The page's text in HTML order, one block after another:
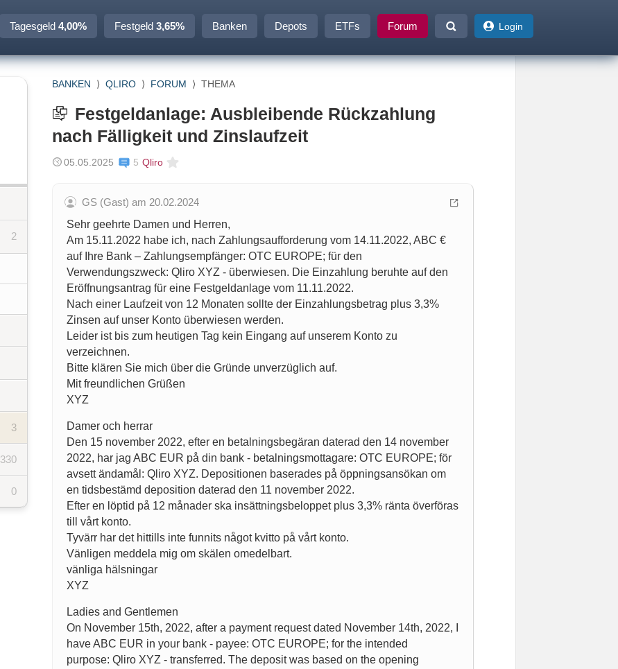
Tagesgeld 4,00% Festgeld 3,65% Banken Depots ETFs Forum Login
2
3
330
0
BANKEN ⟩ QLIRO ⟩ FORUM ⟩ THEMA
Festgeldanlage: Ausbleibende Rückzahlung
nach Fälligkeit und Zinslaufzeit
05.05.2025 5 Qliro
GS (Gast) am 20.02.2024
Sehr geehrte Damen und Herren,
Am 15.11.2022 habe ich, nach Zahlungsaufforderung vom 14.11.2022, ABC €
auf Ihre Bank – Zahlungsempfänger: OTC EUROPE; für den
Verwendungszweck: Qliro XYZ - überwiesen. Die Einzahlung beruhte auf den
Eröffnungsantrag für eine Festgeldanlage vom 11.11.2022.
Nach einer Laufzeit von 12 Monaten sollte der Einzahlungsbetrag plus 3,3%
Zinsen auf unser Konto überwiesen werden.
Leider ist bis zum heutigen Tag kein Eingang auf unserem Konto zu
verzeichnen.
Bitte klären Sie mich über die Gründe unverzüglich auf.
Mit freundlichen Grüßen
XYZ
Damer och herrar
Den 15 november 2022, efter en betalningsbegäran daterad den 14 november
2022, har jag ABC EUR på din bank - betalningsmottagare: OTC EUROPE; för
avsett ändamål: Qliro XYZ. Depositionen baserades på öppningsansökan om
en tidsbestämd deposition daterad den 11 november 2022.
Efter en löptid på 12 månader ska insättningsbeloppet plus 3,3% ränta överföras
till vårt konto.
Tyvärr har det hittills inte funnits något kvitto på vårt konto.
Vänligen meddela mig om skälen omedelbart.
vänliga hälsningar
XYZ
Ladies and Gentlemen
On November 15th, 2022, after a payment request dated November 14th, 2022, I
have ABC EUR in your bank - payee: OTC EUROPE; for the intended
purpose: Qliro XYZ - transferred. The deposit was based on the opening